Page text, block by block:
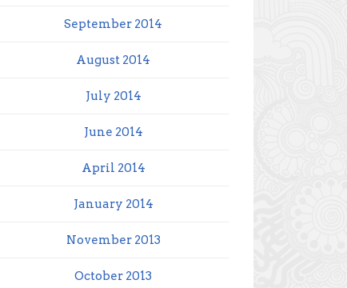
September 2014
August 2014
July 2014
June 2014
April 2014
January 2014
November 2013
October 2013